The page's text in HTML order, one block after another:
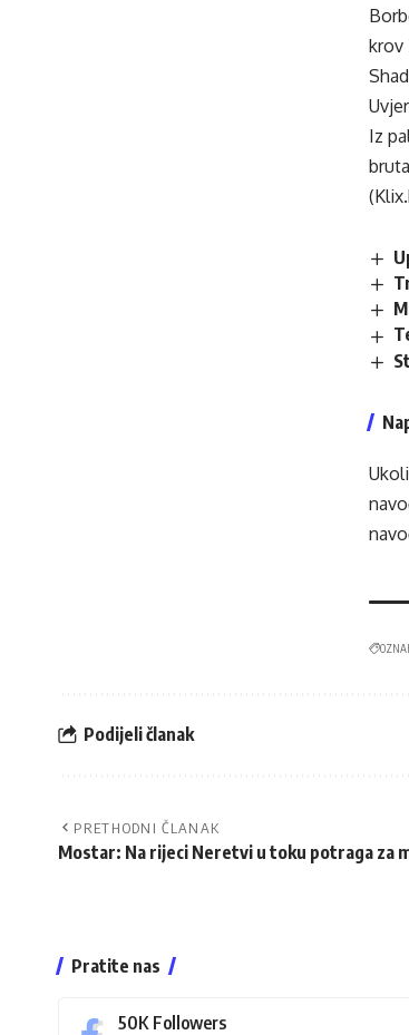
krov
Iz
Podijeli članak
PRETHODNI ČLANAK
Mostar: Na rijeci Neretvi u toku potraga za
Pratite nas
50K Followers